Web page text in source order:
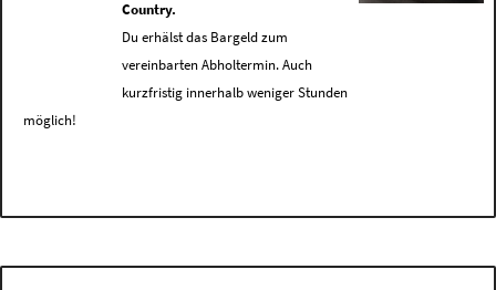
Country.
Du erhälst das Bargeld zum
vereinbarten Abholtermin. Auch
kurzfristig innerhalb weniger Stunden
möglich!